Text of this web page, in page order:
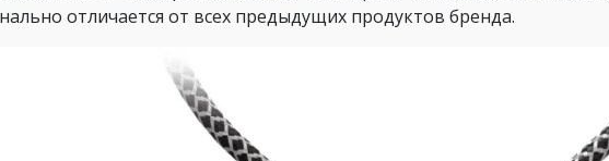
отличается от всех предыдущих продуктов бренда.